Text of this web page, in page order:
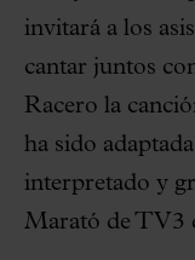
invitará a los
cantar juntos
Racero la
ha sido
interpretado y
Marató de TV3